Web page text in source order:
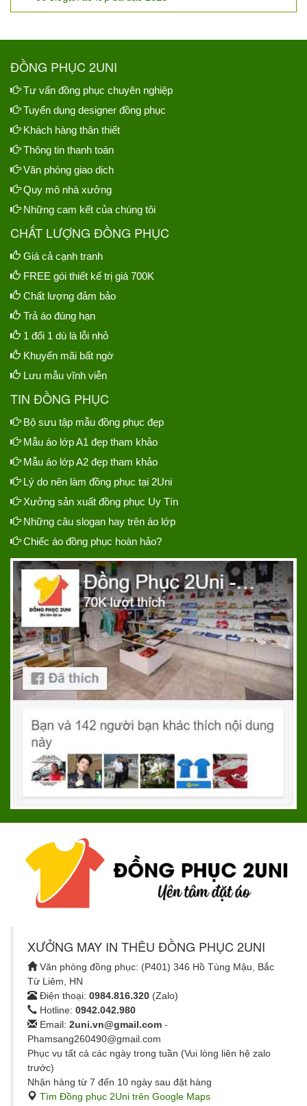
ĐỒNG PHỤC 2UNI
Tư vấn đồng phục chuyên nghiệp
Tuyển dụng designer đồng phục
Khách hàng thân thiết
Thông tin thanh toán
Văn phòng giao dịch
Quy mô nhà xưởng
Những cam kết của chúng tôi
CHẤT LƯỢNG ĐỒNG PHỤC
Giá cả cạnh tranh
FREE gói thiết kế trị giá 700K
Chất lượng đảm bảo
Trả áo đúng hạn
1 đổi 1 dù là lỗi nhỏ
Khuyến mãi bất ngờ
Lưu mẫu vĩnh viễn
TIN ĐỒNG PHỤC
Bộ sưu tập mẫu đồng phục đẹp
Mẫu áo lớp A1 đẹp tham khảo
Mẫu áo lớp A2 đẹp tham khảo
Lý do nên làm đồng phục tại 2Uni
Xưởng sản xuất đồng phục Uy Tín
Những câu slogan hay trên áo lớp
Chiếc áo đồng phục hoàn hảo?
XƯỞNG MAY IN THÊU ĐỒNG PHỤC 2UNI
Văn phòng đồng phục: (P401) 346 Hồ Tùng Mậu, Bắc
Từ Liêm, HN
Điện thoại: 0984.816.320 (Zalo)
Hotline: 0942.042.980
Email: 2uni.vn@gmail.com -
Phamsang260490@gmail.com
Phục vụ tất cả các ngày trong tuần (Vui lòng liên hệ zalo
trước)
Nhận hàng từ 7 đến 10 ngày sau đặt hàng
Tìm Đồng phục 2Uni trên Google Maps